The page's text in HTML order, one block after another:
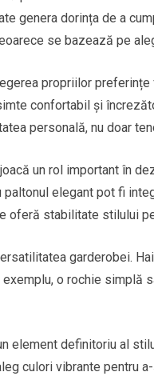
genera dorința de a
se bazează pe
propriilor
confortabil și
personală, nu doar
un rol important în
elegant pot fi
oferă stabilitate stilului
garderobei.
o rochie simplă
element definitoriu al
culori vibrante pentru